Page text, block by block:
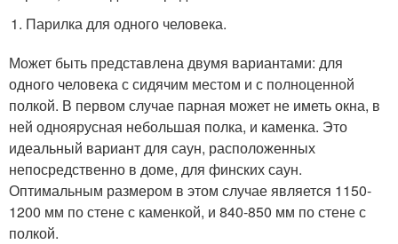
Парилка для одного человека.
Может быть представлена двумя вариантами: для
одного человека с сидячим местом и с полноценной
полкой. В первом случае парная может не иметь окна, в
ней одноярусная небольшая полка, и каменка. Это
идеальный вариант для саун, расположенных
непосредственно в доме, для финских саун.
Оптимальным размером в этом случае является 1150-
1200 мм по стене с каменкой, и 840-850 мм по стене с
полкой.